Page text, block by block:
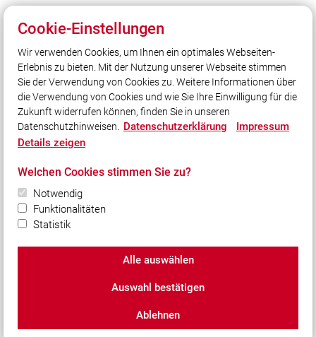
Unser Leitsatz
Gott zur Ehr - dem Nächsten zur Wehr!
Unsere Freizeit für Ihre Sicherheit!
Social Media
Bleiben Sie mit uns in Kontakt und vernetzen Sie sich
mit uns!
© 2026 Freiwillige Feuerwehr Weißenhorn
Datenschutz|Cookie-Einstellungen
Cookie-Einstellungen
Wir verwenden Cookies, um Ihnen ein optimales Webseiten-
Erlebnis zu bieten. Mit der Nutzung unserer Webseite stimmen
Sie der Verwendung von Cookies zu. Weitere Informationen über
die Verwendung von Cookies und wie Sie Ihre Einwilligung für die
Zukunft widerrufen können, finden Sie in unseren
Datenschutzhinweisen. Datenschutzerklärung
Impressum
Details zeigen
Welchen Cookies stimmen Sie zu?
Notwendig
Funktionalitäten
Statistik
Alle auswählen
Auswahl bestätigen
Ablehnen